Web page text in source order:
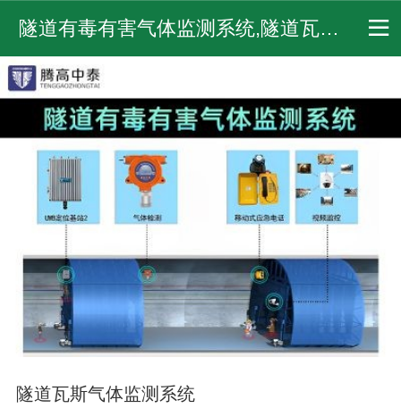
隧道有毒有害气体监测系统,隧道瓦斯气体监测系统,固定式复合气体检测仪-STG腾高
隧道瓦斯气体监测系统